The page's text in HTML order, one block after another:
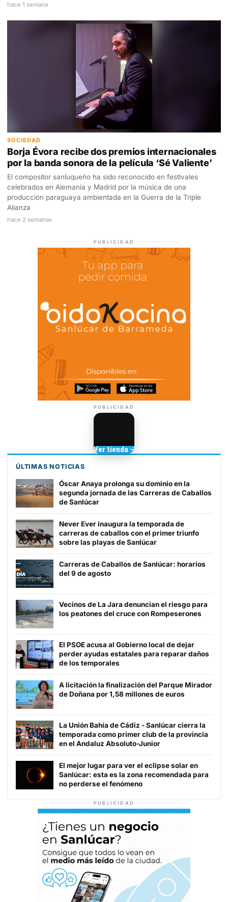
hace 1 semana
SOCIEDAD
Borja Évora recibe dos premios internacionales
por la banda sonora de la película ‘Sé Valiente’
El compositor sanluqueño ha sido reconocido en festivales
celebrados en Alemania y Madrid por la música de una
producción paraguaya ambientada en la Guerra de la Triple
Alianza
hace 2 semanas
PUBLICIDAD
PUBLICIDAD
TIENDA DE
Camisetas de Sanlúcar
Ver tienda →
ÚLTIMAS NOTICIAS
Óscar Anaya prolonga su dominio en la
segunda jornada de las Carreras de Caballos
de Sanlúcar
Never Ever inaugura la temporada de
carreras de caballos con el primer triunfo
sobre las playas de Sanlúcar
Carreras de Caballos de Sanlúcar: horarios
del 9 de agosto
Vecinos de La Jara denuncian el riesgo para
los peatones del cruce con Rompeserones
El PSOE acusa al Gobierno local de dejar
perder ayudas estatales para reparar daños
de los temporales
A licitación la finalización del Parque Mirador
de Doñana por 1,58 millones de euros
La Unión Bahía de Cádiz - Sanlúcar cierra la
temporada como primer club de la provincia
en el Andaluz Absoluto-Junior
El mejor lugar para ver el eclipse solar en
Sanlúcar: esta es la zona recomendada para
no perderse el fenómeno
PUBLICIDAD